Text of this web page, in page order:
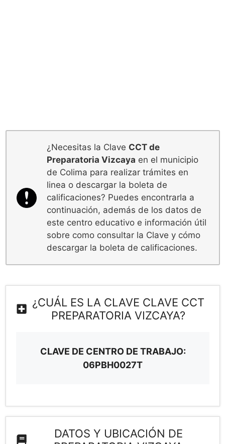
¿Necesitas la Clave CCT de
Preparatoria Vizcaya en el municipio
de Colima para realizar trámites en
linea o descargar la boleta de
calificaciones? Puedes encontrarla a
continuación, además de los datos de
este centro educativo e información útil
sobre como consultar la Clave y cómo
descargar la boleta de calificaciones.
¿CUÁL ES LA CLAVE CLAVE CCT
PREPARATORIA VIZCAYA?
CLAVE DE CENTRO DE TRABAJO:
06PBH0027T
DATOS Y UBICACIÓN DE